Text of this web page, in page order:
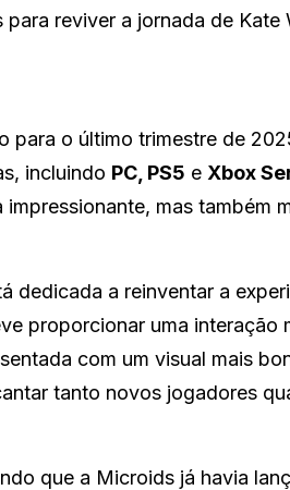
reviver a jornada de Kate
para o último trimestre de
incluindo PC, PS5 e Xbox
mas também
dedicada a reinventar a
proporcionar uma interação
com um visual mais
tanto novos jogadores
que a Microids já havia